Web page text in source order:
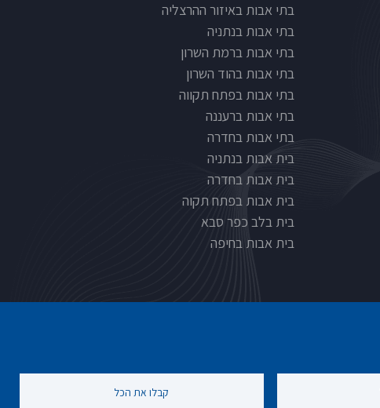
בתי אבות באיזור ההרצליה
בתי אבות בנתניה
בתי אבות ברמת השרון
בתי אבות בהוד השרון
בתי אבות בפתח תקווה
בתי אבות ברעננה
בתי אבות בחדרה
בית אבות בנתניה
בית אבות בחדרה
בית אבות בפתח תקוה
בית בלב כפר סבא
בית אבות בחיפה
קבלו את הכל